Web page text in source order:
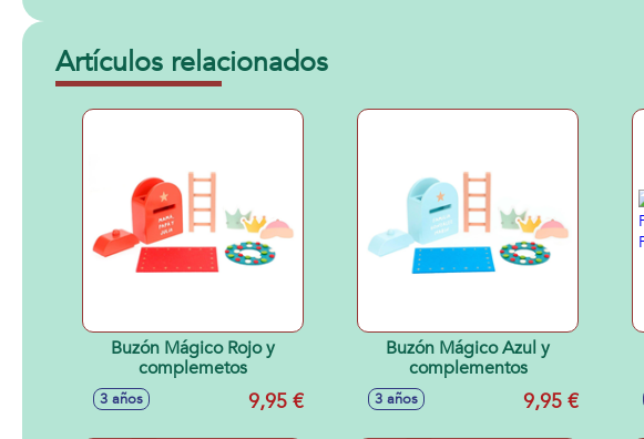
Artículos relacionados
Buzón Mágico Rojo y
complemetos
3 años 9,95 €
Buzón Mágico Azul y
complementos
3 años 9,95 €